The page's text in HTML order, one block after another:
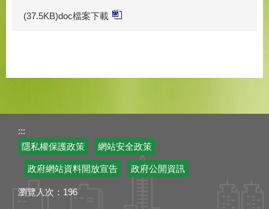
(37.5KB)doc檔案下載
:::
隱私權保護政策
網站安全政策
政府網站資料開放宣告 政府公開資訊
瀏覽人次： 196